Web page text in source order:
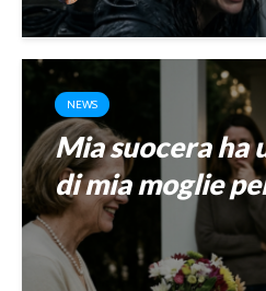
NEWS
Mia suocera ha
di mia moglie